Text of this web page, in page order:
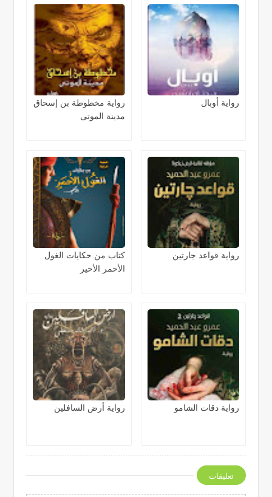
رواية أوبال
رواية مخطوطة بن إسحاق
مدينة الموتى
رواية قواعد جارتين
كتاب من حكايات الغول
الأحمر الأخير
رواية دقات الشامو رواية أرض السافلين
تعليقات